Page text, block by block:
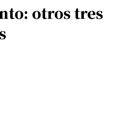
otros tres